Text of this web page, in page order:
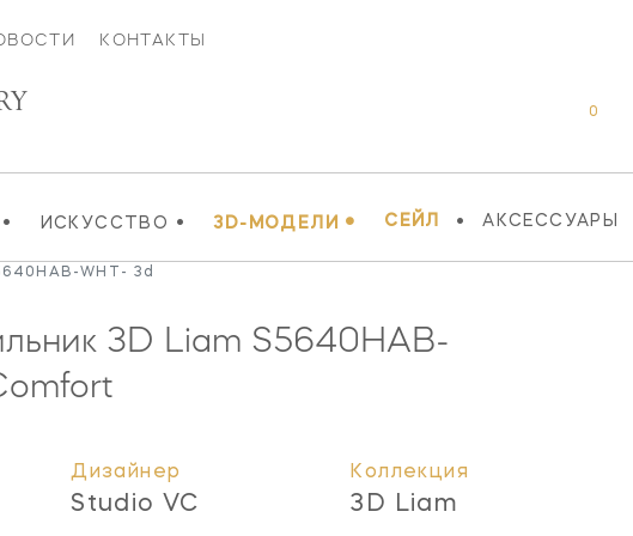
КОНТАКТЫ
• ИСКУССТВО • 3D-МОДЕЛИ • СЕЙЛ • АКСЕССУАРЫ
0
WHT- 3d
3D Liam S5640HAB-
Дизайнер
Studio VC
Коллекция
3D Liam